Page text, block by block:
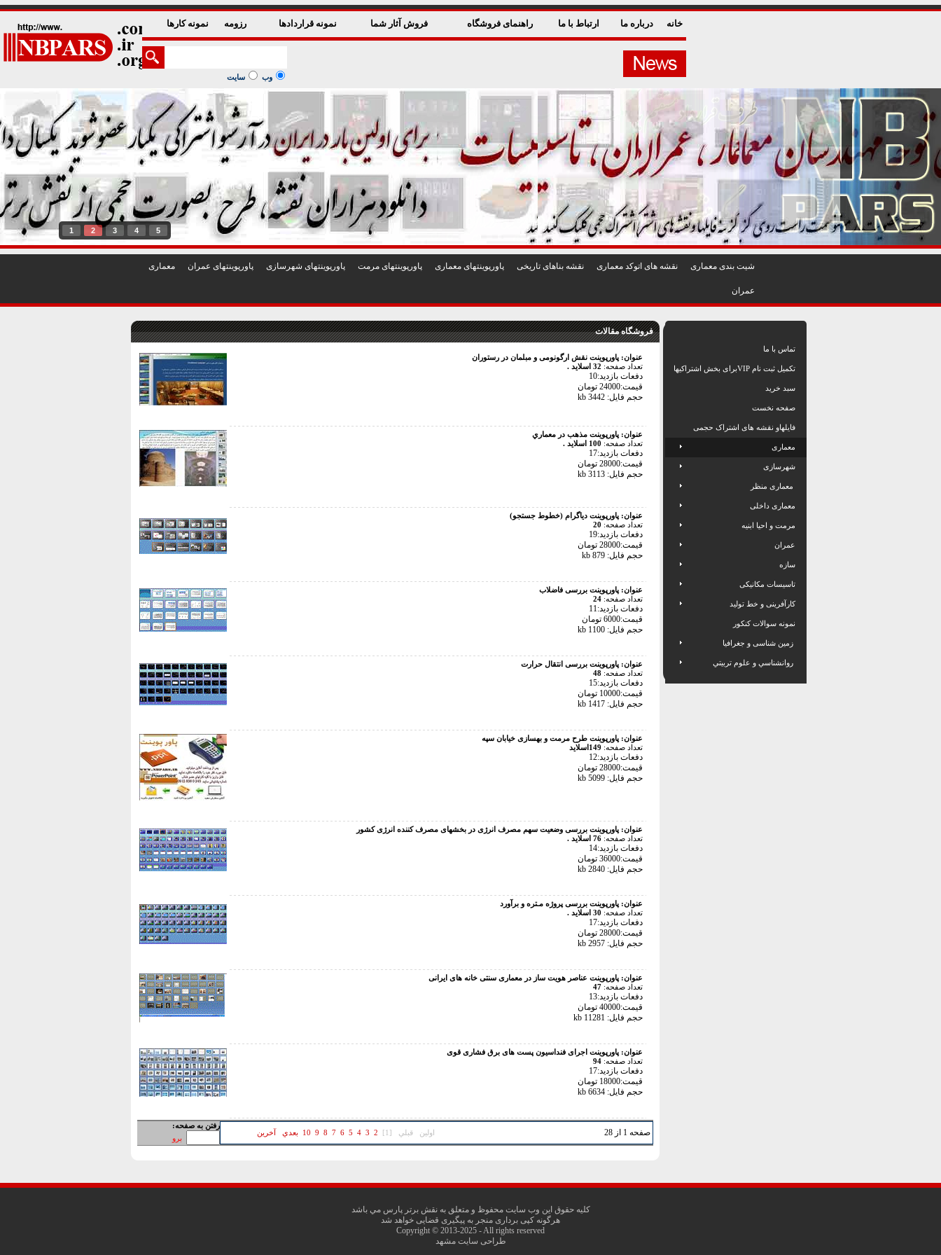
خانه درباره ما ارتباط با ما راهنمای فروشگاه فروش آثار شما نمونه قراردادها رزومه نمونه کارها
وب سایت
1 2 3 4 5
شيت بندی معماری نقشه های اتوکد معماری نقشه بناهای تاريخی پاورپوينتهای معماری پاورپوينتهای مرمت پاورپوينتهای شهرسازی پاورپوينتهای عمران معماری
عمران
فروشگاه مقالات
عنوان: پاورپوینت نقش ارگونومی و مبلمان در رستوران
تعداد صفحه: 32 اسلاید .
دفعات بازدید:10
قیمت:24000 تومان
حجم فایل: 3442 kb
عنوان: پاورپوينت مذهب در معماري
تعداد صفحه: 100 اسلاید .
دفعات بازدید:17
قیمت:28000 تومان
حجم فایل: 3113 kb
عنوان: پاورپوینت دیاگرام (خطوط جستجو)
تعداد صفحه: 20
دفعات بازدید:19
قیمت:28000 تومان
حجم فایل: 879 kb
عنوان: پاورپوینت بررسی فاضلاب
تعداد صفحه: 24
دفعات بازدید:11
قیمت:6000 تومان
حجم فایل: 1100 kb
عنوان: پاورپوینت بررسی انتقال حرارت
تعداد صفحه: 48
دفعات بازدید:15
قیمت:10000 تومان
حجم فایل: 1417 kb
عنوان: پاورپوینت طرح مرمت و بهسازی خیابان سپه
تعداد صفحه: 149اسلاید
دفعات بازدید:12
قیمت:28000 تومان
حجم فایل: 5099 kb
عنوان: پاورپوینت بررسی وضعيت سهم مصرف انرژی در بخشهای مصرف کننده انرژی كشور
تعداد صفحه: 76 اسلاید .
دفعات بازدید:14
قیمت:36000 تومان
حجم فایل: 2840 kb
عنوان: پاورپوینت بررسی پروژه مـتره و برآورد
تعداد صفحه: 30 اسلاید .
دفعات بازدید:17
قیمت:28000 تومان
حجم فایل: 2957 kb
عنوان: پاورپوینت عناصر هویت ساز در معماری سنتی خانه های ایرانی
تعداد صفحه: 47
دفعات بازدید:13
قیمت:40000 تومان
حجم فایل: 11281 kb
عنوان: پاورپوینت اجرای فنداسیون پست های برق فشاری قوی
تعداد صفحه: 94
دفعات بازدید:17
قیمت:18000 تومان
حجم فایل: 6634 kb
صفحه 1 از 28 اولين قبلي [1]
2
3
4
5
6
7
8
9
10 بعدي آخرين
رفتن به صفحه:
برو
تماس با ما
تکمیل ثبت نام VIPبرای بخش اشتراکیها
سبد خرید
صفحه نخست
فایلهاو نقشه های اشتراک حجمی
معماری
شهرسازی
معماری منظر
معماری داخلی
مرمت و احیا ابنیه
عمران
سازه
تاسیسات مکانیکی
کارآفرینی و خط تولید
نمونه سوالات کنکور
زمین شناسی و جغرافیا
روانشناسي و علوم تربيتي
کليه حقوق اين وب سايت محفوظ و متعلق به نقش برتر پارس مي باشد
هرگونه کپی برداری منجر به پیگیری قضایی خواهد شد
Copyright © 2013-2025 - All rights reserved
طراحی سایت مشهد